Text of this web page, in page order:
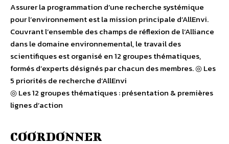
Assurer la programmation d’une recherche systémique
pour l’environnement est la mission principale d’AllEnvi.
Couvrant l’ensemble des champs de réflexion de l’Alliance
dans le domaine environnemental, le travail des
scientifiques est organisé en 12 groupes thématiques,
formés d’experts désignés par chacun des membres. ◎ Les
5 priorités de recherche d’AllEnvi
◎ Les 12 groupes thématiques : présentation & premières
lignes d’action
COORDONNER